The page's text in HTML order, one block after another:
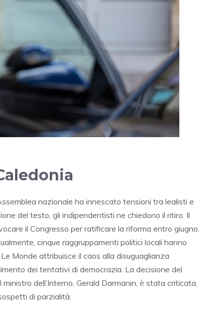
nazionale ha innescato tensioni tra lealisti e
del testo, gli indipendentisti ne chiedono il ritiro. Il
il Congresso per ratificare la riforma entro giugno,
cinque raggruppamenti politici locali hanno
Monde attribuisce il caos alla disuguaglianza
dei tentativi di democrazia. La decisione del
dell’Interno, Gerald Darmanin, è stata criticata,
di parzialità.